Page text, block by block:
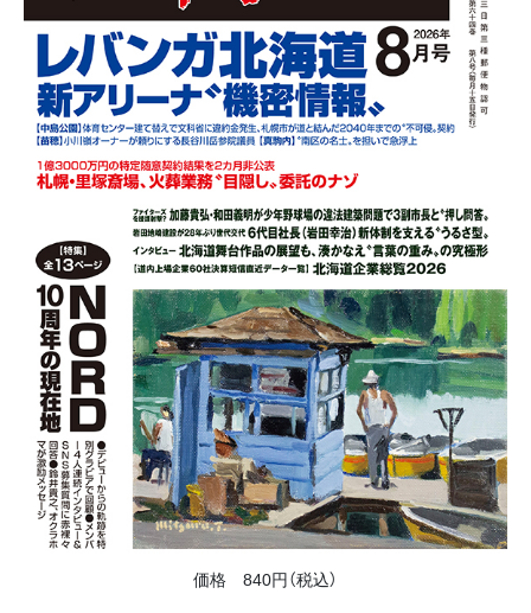
価格 840円（税込）